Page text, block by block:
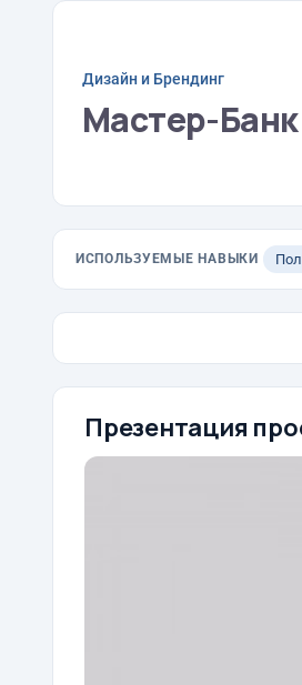
Дизайн и Брендинг
Мастер-Банк
ИСПОЛЬЗУЕМЫЕ НАВЫКИ
Презентация